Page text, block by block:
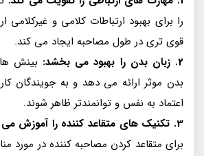
را برای بهبود ارتباطات کلامی و غیرکلامی
قوی تری در طول مصاحبه ایجاد می کند.
2. زبان بدن را بهبود می بخشد:
بینش
بدن موثر ارائه می دهد و به جویندگان
اعتماد به نفس و توانمندتر ظاهر شوند.
3. تکنیک های متقاعد کننده را آموزش می دهد:
برای متقاعد کردن مصاحبه کننده در مورد